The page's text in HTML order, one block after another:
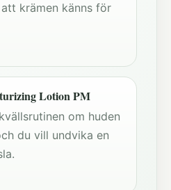
krämen känns för
Lotion PM
om huden
du vill undvika en